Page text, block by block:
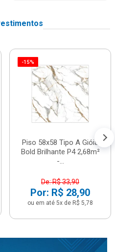
-15%
Piso 58x58 Tipo A Gióia
Bold Brilhante P4 2,68m²
-...
De: R$ 33,90
Por: R$ 28,90
ou em até 5x de R$ 5,78